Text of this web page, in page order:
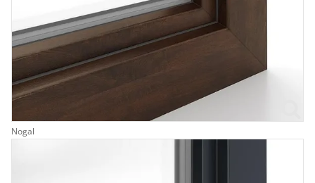
Nogal